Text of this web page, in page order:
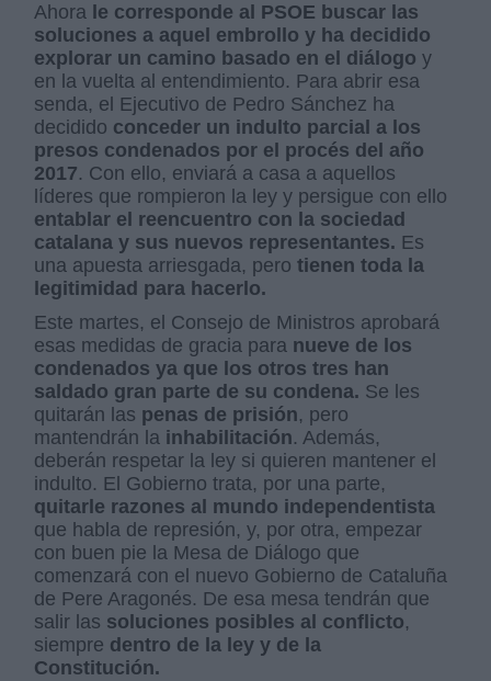
Ahora le corresponde al PSOE buscar las
soluciones a aquel embrollo y ha decidido
explorar un camino basado en el diálogo y
en la vuelta al entendimiento. Para abrir esa
senda, el Ejecutivo de Pedro Sánchez ha
decidido conceder un indulto parcial a los
presos condenados por el procés del año
2017. Con ello, enviará a casa a aquellos
líderes que rompieron la ley y persigue con ello
entablar el reencuentro con la sociedad
catalana y sus nuevos representantes. Es
una apuesta arriesgada, pero tienen toda la
legitimidad para hacerlo.
Este martes, el Consejo de Ministros aprobará
esas medidas de gracia para nueve de los
condenados ya que los otros tres han
saldado gran parte de su condena. Se les
quitarán las penas de prisión, pero
mantendrán la inhabilitación. Además,
deberán respetar la ley si quieren mantener el
indulto. El Gobierno trata, por una parte,
quitarle razones al mundo independentista
que habla de represión, y, por otra, empezar
con buen pie la Mesa de Diálogo que
comenzará con el nuevo Gobierno de Cataluña
de Pere Aragonés. De esa mesa tendrán que
salir las soluciones posibles al conflicto,
siempre dentro de la ley y de la
Constitución.